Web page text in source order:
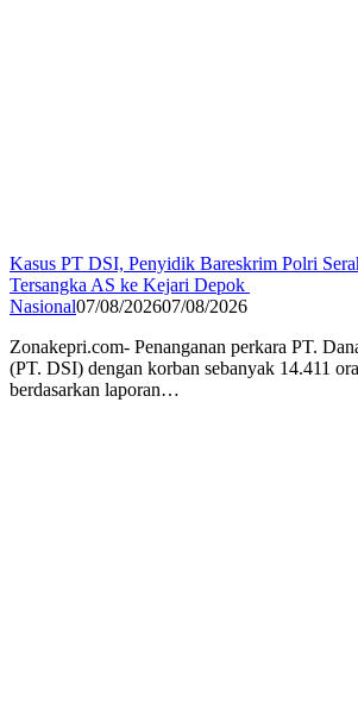
Kasus PT DSI, Penyidik Bareskrim Polri
Tersangka AS ke Kejari Depok
Nasional07/08/202607/08/2026
Zonakepri.com- Penanganan perkara PT.
(PT. DSI) dengan korban sebanyak 14.411
berdasarkan laporan…